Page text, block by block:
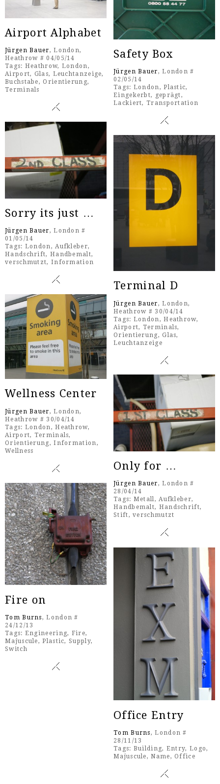
Airport Alphabet
Jürgen Bauer, London,
Heathrow # 04/05/14
Tags: Heathrow, London,
Airport, Glas, Leuchtanzeige,
Buchstabe, Orientierung,
Terminals
Safety Box
Jürgen Bauer, London #
02/05/14
Tags: London,Plastic,
Eingekerbt, geprägt,
Lackiert,Transportation
Sorry its just …
Jürgen Bauer, London #
01/05/14
Tags: London,Aufkleber,
Handschrift, Handbemalt,
verschmutzt, Information
Terminal D
Jürgen Bauer, London,
Heathrow # 30/04/14
Tags: London ,Heathrow,
Airport, Terminals,
Orientierung,Glas,
Leuchtanzeige
Wellness Center
Jürgen Bauer, London,
Heathrow # 30/04/14
Tags: London ,Heathrow,
Airport, Terminals,
Orientierung,Information ,
Wellness
Only for …
Jürgen Bauer, London #
28/04/14
Tags: Metall,Aufkleber,
Handbemalt, Handschrift,
Stift,verschmutzt
Fire on
Tom Burns, London #
24/12/13
Tags: Engineering, Fire,
Majuscule,Plastic,Supply,
Switch
Office Entry
Tom Burns, London #
28/11/13
Tags: Building, Entry, Logo,
Majuscule,Name, Office